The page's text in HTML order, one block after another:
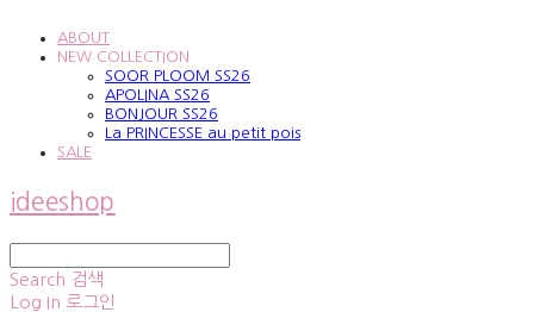
ABOUT
NEW COLLECTION
SOOR PLOOM SS26
APOLINA SS26
BONJOUR SS26
La PRINCESSE au petit pois
SALE
ideeshop
Search 검색
Log In 로그인